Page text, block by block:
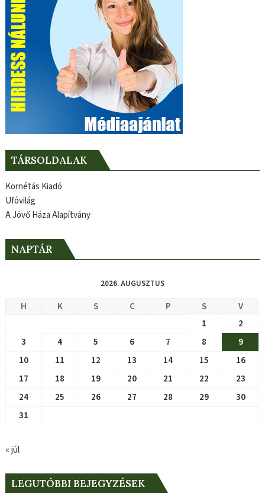
TÁRSOLDALAK
Kornétás Kiadó
Ufóvilág
A Jövő Háza Alapítvány
NAPTÁR
2026. AUGUSZTUS
H K S C P S
V
1
2
3
4 5 6 7 8
9
10
11 12 13 14 15
16
17
18 19 20 21 22
23
24
25 26 27 28 29
30
31
« júl
LEGUTÓBBI BEJEGYZÉSEK